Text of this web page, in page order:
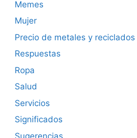
Memes
Mujer
Precio de metales y reciclados
Respuestas
Ropa
Salud
Servicios
Significados
Sugerencias